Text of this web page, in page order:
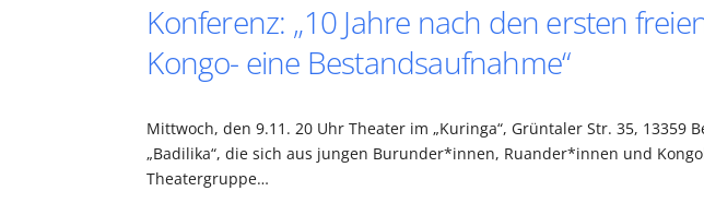
Konferenz: „10 Jahre nach den ersten
Kongo- eine Bestandsaufnahme“
Mittwoch, den 9.11. 20 Uhr Theater im „Kuringa“, Grüntaler Str. 35,
„Badilika“, die sich aus jungen Burunder*innen, Ruander*innen und
Theatergruppe…